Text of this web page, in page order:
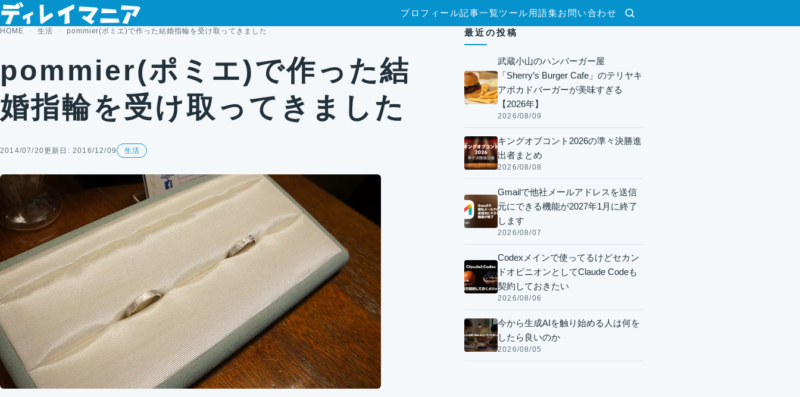
コンテンツへスキップ
検索
プロフィール記事一覧ツール 用語集お問い合わせ
HOME 生活 pommier(ポミエ)で作った結婚指輪を受け取ってきました
pommier(ポミエ)で作った結
婚指輪を受け取ってきました
2014/07/20更新日: 2016/12/09 生活
最近の投稿
武蔵小山のハンバーガー屋
「Sherry’s Burger Cafe」のテリヤキ
アボカドバーガーが美味すぎる
【2026年】
2026/08/09
キングオブコント2026の準々決勝進
出者まとめ
2026/08/08
Gmailで他社メールアドレスを送信
元にできる機能が2027年1月に終了
します
2026/08/07
Codexメインで使ってるけどセカン
ドオピニオンとしてClaude Codeも
契約しておきたい
2026/08/06
今から生成AIを触り始める人は何を
したら良いのか
2026/08/05